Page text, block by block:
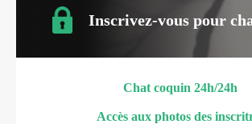
Inscrivez-vous pour
Chat coquin 24h/24h
Accès aux photos des